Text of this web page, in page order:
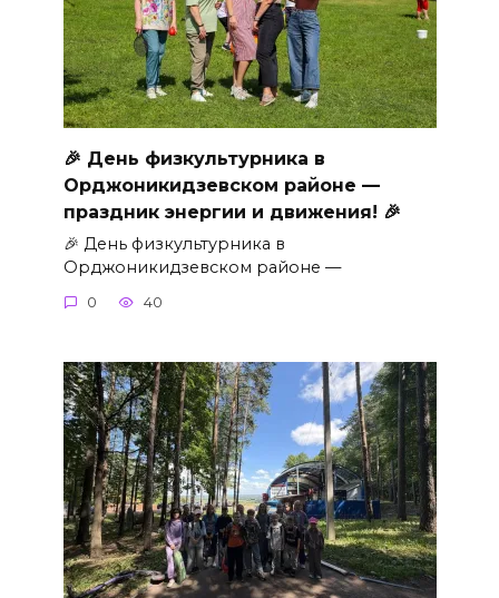
🎉 День физкультурника в
Орджоникидзевском районе —
праздник энергии и движения! 🎉
🎉 День физкультурника в
Орджоникидзевском районе —
0 40